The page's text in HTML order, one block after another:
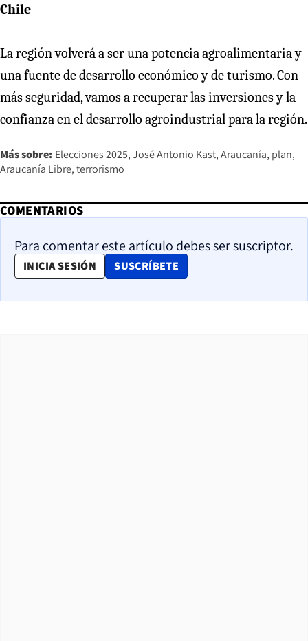
Chile
La región volverá a ser una potencia agroalimentaria y
una fuente de desarrollo económico y de turismo. Con
más seguridad, vamos a recuperar las inversiones y la
confianza en el desarrollo agroindustrial para la región.
Más sobre: Elecciones 2025 José Antonio Kast Araucanía plan
Araucanía Libre terrorismo
COMENTARIOS
Para comentar este artículo debes ser suscriptor.
INICIA SESIÓN SUSCRÍBETE
OPENS IN NEW WINDOW